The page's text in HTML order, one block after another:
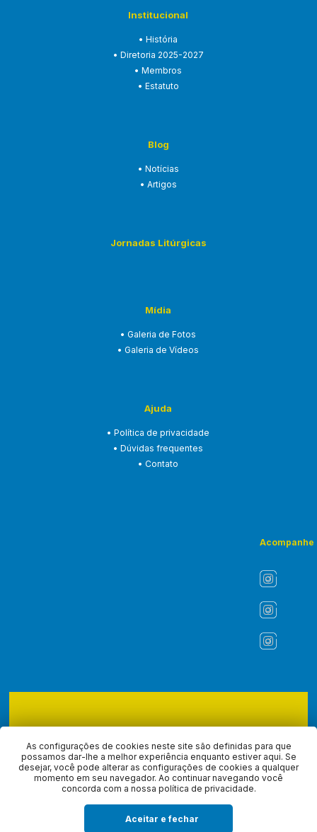
As configurações de cookies neste site são definidas para que
possamos dar-lhe a melhor experiência enquanto estiver aqui. Se
desejar, você pode alterar as configurações de cookies a qualquer
momento em seu navegador. Ao continuar navegando você
concorda com a nossa política de privacidade.
Aceitar e fechar
Institucional
• História
• Diretoria 2025-2027
• Membros
• Estatuto
Blog
• Notícias
• Artigos
Jornadas Litúrgicas
Mídia
• Galeria de Fotos
• Galeria de Vídeos
Ajuda
• Política de privacidade
• Dúvidas frequentes
• Contato
Acompanhe
Todos os direitos reservados, navegando no site você aceita a
nossapolítica de privacidade.
Desenvolvido com por